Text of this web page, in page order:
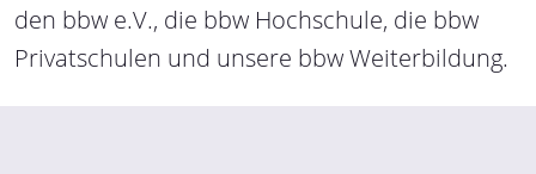
den bbw e.V., die bbw Hochschule, die bbw
Privatschulen und unsere bbw Weiterbildung.